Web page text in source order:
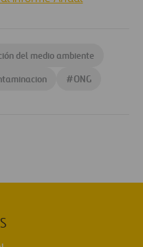
del medio ambiente
#ONG